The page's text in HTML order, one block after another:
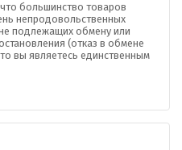
большинство товаров
непродовольственных
подлежащих обмену или
(отказ в обмене
вы являетесь единственным